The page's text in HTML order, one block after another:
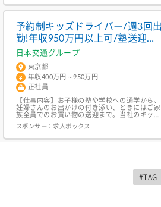
査・加工前の製品準備や品質確認 など 重いモ
ているの...
予約制キッズドライバー/週3回出
勤!年収950万円以上可/塾送迎等/
業界売上No.1!西淀川営業所
日本交通グループ
東京都
年収400万円～950万円
正社員
【仕事内容】お子様の塾や学校への通学から、
妊婦さんのお出かけの付き添い、ときにはご家
族全員でのお買い物の送迎まで。当社のキッ
ズ・ドライバーは、担当するご家族の家族構
成・生活環境に応じた様々なニーズにお応えす
る、「送迎を通して、お客様に継続して寄り添
スポンサー：求人ボックス
#TAG